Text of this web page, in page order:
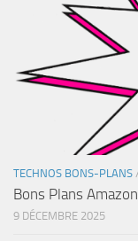
TECHNOS BONS-PLANS
Bons Plans
9 DÉCEMBRE 2025